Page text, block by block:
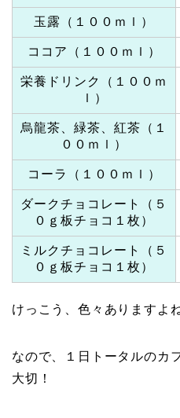
玉露（１００ｍｌ）
ココア（１００ｍｌ）
栄養ドリンク（１００ｍ
ｌ）
烏龍茶、緑茶、紅茶（１
００ｍｌ）
コーラ（１００ｍｌ）
ダークチョコレート（５
０ｇ板チョコ１枚）
ミルクチョコレート（５
０ｇ板チョコ１枚）
けっこう、色々ありますよ
なので、１日トータルのカ
大切！